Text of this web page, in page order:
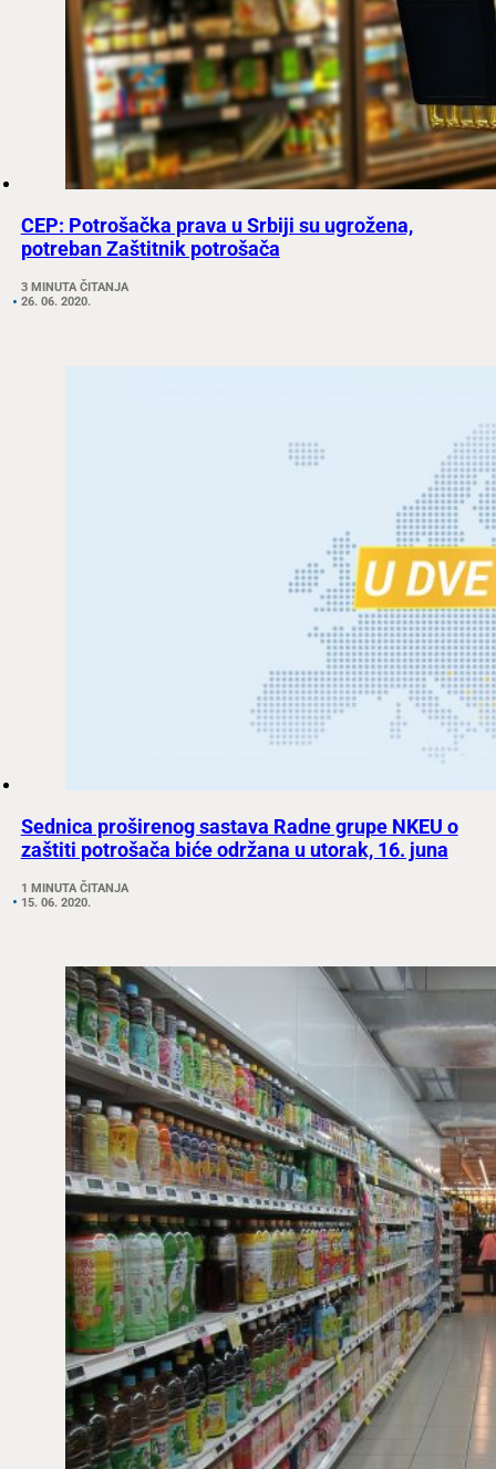
CEP: Potrošačka prava u Srbiji su ugrožena,
potreban Zaštitnik potrošača
3 MINUTA ČITANJA
26. 06. 2020.
Sednica proširenog sastava Radne grupe NKEU o
zaštiti potrošača biće održana u utorak, 16. juna
1 MINUTA ČITANJA
15. 06. 2020.